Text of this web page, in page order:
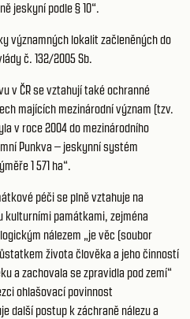
jeskyní podle § 10“.
významných lokalit začleněných do
č. 132/2005 Sb.
v ČR se vztahují také ochranné
majících mezinárodní význam (tzv.
v roce 2004 do mezinárodního
Punkva – jeskynní systém
1 571 ha“.
péči se plně vztahuje na
památkami, zejména
nálezem „je věc (soubor
života člověka a jeho činností
a zachovala se zpravidla pod zemí“
ohlašovací povinnost
další postup k záchraně nálezu a